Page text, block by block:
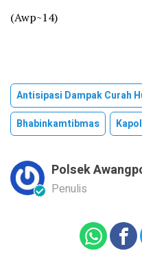
‎(Awp~14)
Antisipasi Dampak Curah
Bhabinkamtibmas
Polsek
Penulis